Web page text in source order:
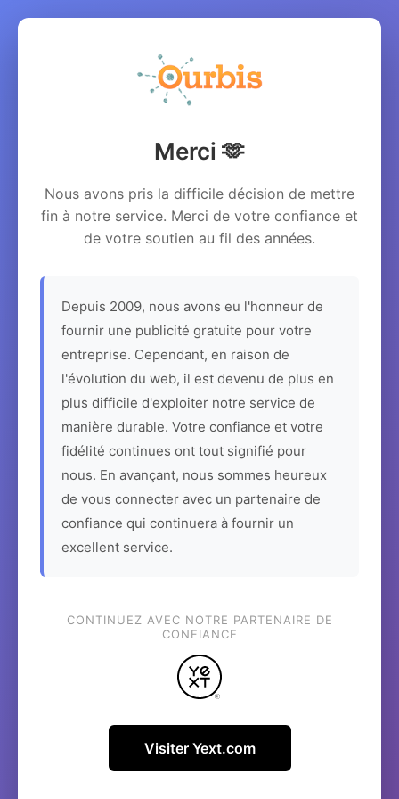
Merci 🫶
Nous avons pris la difficile décision de mettre
fin à notre service. Merci de votre confiance et
de votre soutien au fil des années.
Depuis 2009, nous avons eu l'honneur de
fournir une publicité gratuite pour votre
entreprise. Cependant, en raison de
l'évolution du web, il est devenu de plus en
plus difficile d'exploiter notre service de
manière durable. Votre confiance et votre
fidélité continues ont tout signifié pour
nous. En avançant, nous sommes heureux
de vous connecter avec un partenaire de
confiance qui continuera à fournir un
excellent service.
CONTINUEZ AVEC NOTRE PARTENAIRE DE
CONFIANCE
Visiter Yext.com